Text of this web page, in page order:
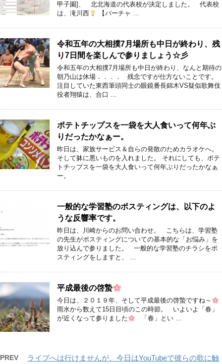
甲子園]、 北北海道の代表校が決定しました。 代表校
は、滝川西
【バーチャ …
令和五年の大相撲7月場所も中日が終わり、残
り7日間を楽しんで参りましょう☆彡
令和五年の大相撲7月場所も中日が終わり、なんと期待の
朝乃山は休場．．．． 残念ですが仕方ないことです。
注目していた東西筆頭同士の眼鏡番長錦木VS疑似歌舞伎
役者翔猿は、合口 …
ポテトチップスを一袋を大人食いって何年ぶ
りだったかなぁー。
昨日は、家族サービス＆自らの発散のためカラオケへ。
そして躰に悪いものを入れました。 それにしても、ポテ
トチップスを一袋を大人食いって何年ぶりだったかなぁ
ー。
一般的な学習塾のポスティングは、以下のよ
うな反響率です。
昨日は、川崎からのお問い合わせ。 こちらは、学習塾
の先生がポスティングについての基本的な「お悩み」を
放り込んで参りました。 一般的な学習塾のチラシをポ
スティングをしますと、 …
平成最後の啓蟄
今日は、２０１９年、そして平成最後の啓蟄ですね～
雨水から数えて15日目頃のこの時節。 いよいよ「春」
が近くなって参りました
「春」とい …
PREV
ライブへは行けませんが、今日はYouTubeで彼らの歌に触